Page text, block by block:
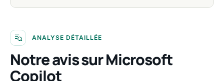
ANALYSE DÉTAILLÉE
Notre avis sur Microsoft
Copilot